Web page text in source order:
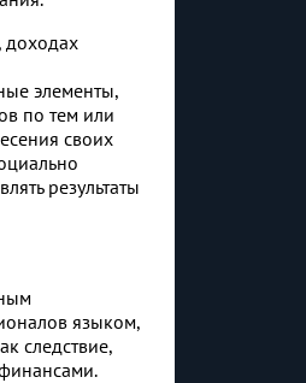
доходах
элементы,
по тем или
своих
результаты
языком,
следствие,